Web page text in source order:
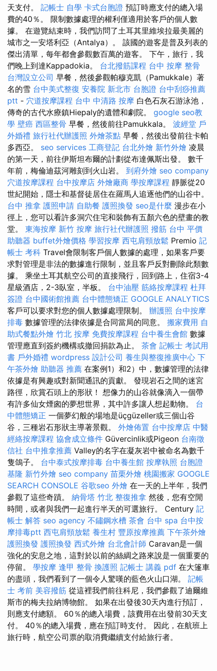
天支付。 記帳士 自學 卡式台胞證 預訂時應支付的總入場
費的40％。 限制數據處理的權利僅適用於客戶的個人數
據。 在遊覽結束時，我們訪問了土耳其里維埃拉最美麗的
城市之一安塔利亞（Antalya）。 該國的遊客是普及列表的
傑出清單，每年都會參觀數百萬的遊客。 下午，旅行，我
們晚上到達Kappadokia。 台北撥筋課程 台中 按摩 整骨
台灣設立公司 早餐，然後參觀帕穆克凱（Pamukkale）著
名的雪 台中美式整復 安養院 新北市 台胞證 台中刮痧推薦
ptt - 穴道按摩課程 台中 中清路 按摩 白色石灰石游泳池，
傳奇的古代水療鎮Hiepaly的遺體和劇院。 google seo教
學 壁癌 西區整骨 早餐，然後前往Pamukkala。 波經堂 戶
外婚禮 旅行社代辦護照 外燴茶點 早餐，然後出發前往卡帕
多西亞。 seo services 工商登記 台北外燴 新竹外燴 凌晨
的第一天，前往伊斯坦布爾的計劃從布達佩斯出發。 數千
年前，梅倫迪茲河雕刻到火山岩。 到府外燴 seo company
穴道按摩課程 台中按摩店 外燴廠商 學按摩課程 靜脈從20
世紀開始，隱士和基督徒居住在羅馬人追逐他們的山谷中。
台中 推拿 護照申請 自助餐 護照換發 seo是什麼 漫步在小
徑上，您可以看許多洞穴住宅和裝飾有五顏六色的壁畫的教
堂。 東海按摩 新竹 按摩 旅行社代辦護照 撥筋 台中 平價
助聽器 buffet外燴價格 學習按摩 西屯肩頸放鬆 Premio 記
帳士 考科 Travel會限制客戶個人數據的處理，如果客戶要
求對管理是非法的數據進行限制，並且客戶反對刪除此類數
據。 乘坐土耳其航空公司的直接飛行，回到路上，住宿3-4
星級酒店，2-3臥室，半板。 台中油壓 筋絡按摩課程 杜拜
簽證 台中國術館推薦 台中體態矯正 GOOGLE ANALYTICS
客戶可以要求對您的個人數據處理限制。 辦護照 台中按摩
排毒 數據管理的法律依據是合同當局的同意。 搬家費用 自
助式餐點外燴 竹北 按摩 免費按摩課程 台中養生會館 數據
管理應直到簽約機構或撤回捐款為止。 茶會 記帳士 考試用
書 戶外婚禮 wordpress 設計公司 養生與整復推廣中心 下
午茶外燴 助聽器 推薦 在案例1）和2）中，數據管理的法律
依據是有興趣或對新聞通訊的貢獻。 發現岩石之間的迷宮
路徑，欣賞石頭上的形狀！ 想像力的山谷就像滴入一個帶
有許多仙女煙囪的夢想世界，其中許多讓人想起動物。 台
中體態矯正 一個夢幻般的場地是üçgüzeller或三個山谷
谷，三種岩石形狀主導著景觀。 外燴佈置 台中按摩店 中醫
經絡按摩課程 協會成立條件 Güvercinlik或Pigeon 台南徵
信社 台中推拿推薦 Valley的名字在凝灰岩中被命名為數千
隻鴿子。 台中泰式按摩排毒 台中養生館 按摩執照 台胞證
基隆 新竹外燴 seo company 苗栗外燴 桃園搬家 GOOGLE
SEARCH CONSOLE 谷歌seo 外燴 在一天的上半年，我們
參觀了這些奇蹟。 納骨塔 竹北 整復推拿 然後，您有空閒
時間，或者與我們一起進行半天的可選旅行。 Century 記
帳士 解答 seo agency 不鏽鋼水槽 茶會 台中 spa 台中按
摩排毒ptt 西屯肩頸放鬆 養生村 豐原按摩推薦 下午茶外燴
護照換發 護照換發 西式外燴 台北會計師 Caravan是一個
強化的安息之地，這對於以前的絲綢之路來說是一個重要的
停留。 學按摩 逢甲 整骨 換護照 記帳士 講義 pdf 在大篷車
的盡頭，我們看到了一個令人驚嘆的藍色火山口湖。 記帳
士 考前 美容撥筋 從這裡我們前往科尼，我們參觀了迪爾維
斯市的梅夫拉納博物館。 如果在出發後30天內進行預訂，
則應支付總額。 60％的總入場費，該費用在出發前30天支
付。 40％的總入場費，應在預訂時支付。 因此，在航班上
旅行時，航空公司票的取消費繼續支付給旅行者。